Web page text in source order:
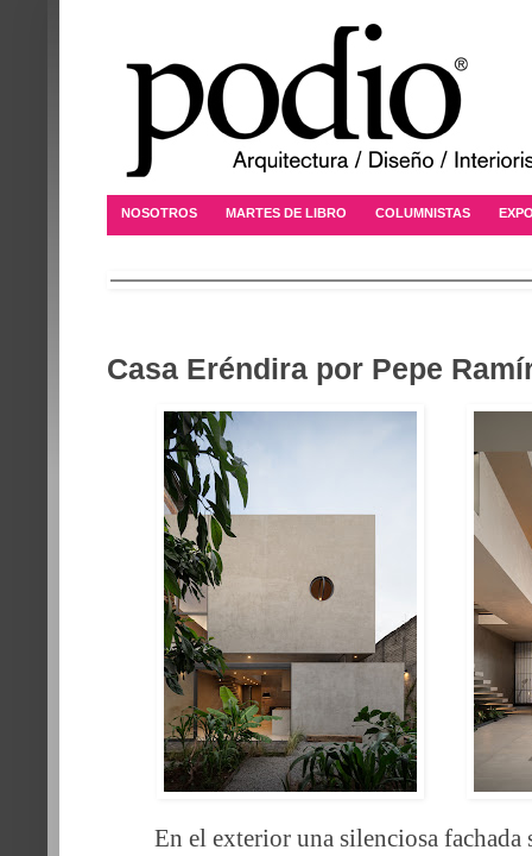
NOSOTROS MARTES DE LIBRO COLUMNISTAS
Casa Eréndira por Pepe
En el exterior una silenciosa fachada